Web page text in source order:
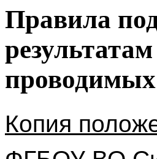
Правила
проводимых
Копия